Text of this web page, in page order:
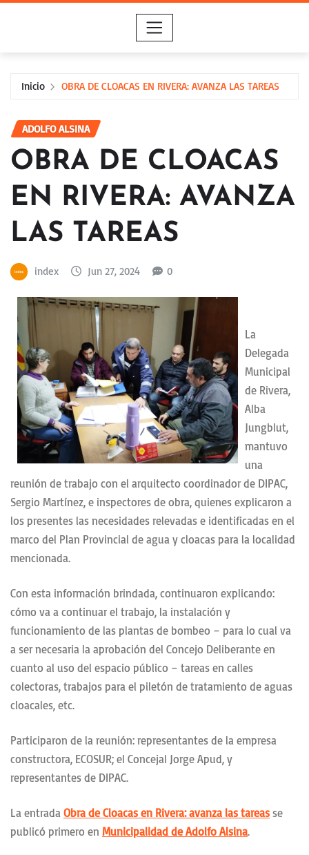
Inicio OBRA DE CLOACAS EN RIVERA: AVANZA LAS TAREAS
ADOLFO ALSINA
OBRA DE CLOACAS
EN RIVERA: AVANZA
LAS TAREAS
index Jun 27, 2024 0
La
Delegada
Municipal
de Rivera,
Alba
Jungblut,
mantuvo
una
reunión de trabajo con el arquitecto coordinador de DIPAC,
Sergio Martínez, e inspectores de obra, quienes explicaron a
los presentes las necesidades relevadas e identificadas en el
marco del Plan Provincial de agua y cloacas para la localidad
mencionada.
Con esta información brindada, continuaron explicando:
cómo va a continuar el trabajo, la instalación y
funcionamiento de las plantas de bombeo – para lo cual va
a ser necesaria la aprobación del Concejo Deliberante en
cuanto al uso del espacio público – tareas en calles
colectoras, trabajos para el piletón de tratamiento de aguas
cloacales, etc.
Participaron de la reunión: representantes de la empresa
constructora, ECOSUR; el Concejal Jorge Apud, y
representantes de DIPAC.
La entrada Obra de Cloacas en Rivera: avanza las tareas se
publicó primero en Municipalidad de Adolfo Alsina.